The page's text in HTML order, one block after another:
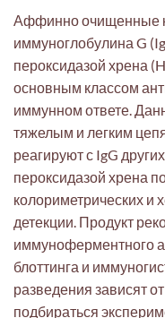
Аффинно очищенные
иммуноглобулина G
пероксидазой хрена
основным классом
иммунном ответе.
тяжелым и легким
реагируют с IgG
пероксидазой хрена
колориметрических
детекции. Продукт
иммуноферментного
блоттинга и
разведения зависят
подбираться